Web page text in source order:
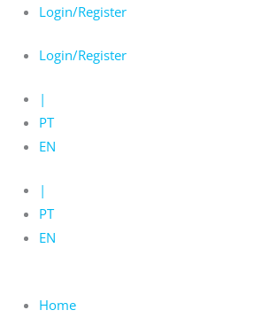
Skip
content
Login/Register
Login/Register
|
PT
EN
|
PT
EN
Home